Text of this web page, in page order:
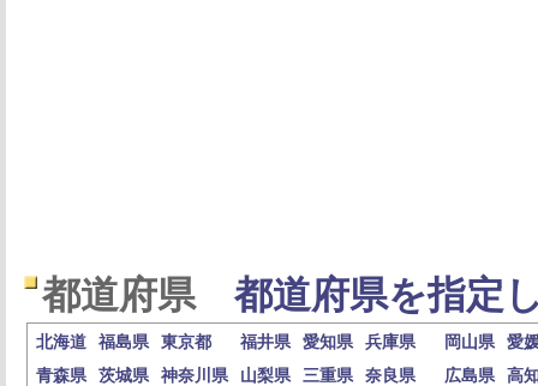
都道府県 都道府県を指定
北海道 福島県 東京都 福井県 愛知県 兵庫県 岡山県
愛
青森県
茨城県 神奈川県 山梨県 三重県 奈良県 広島県
高